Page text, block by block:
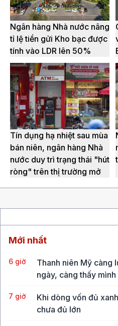
Ngân hàng Nhà nước nâng
tỉ lệ tiền gửi Kho bạc được
tính vào LDR lên 50%
Tín dụng hạ nhiệt sau mùa
bán niên, ngân hàng Nhà
nước duy trì trạng thái "hút
ròng" trên thị trường mở
Mới nhất
6 giờ
Thanh niên Mỹ càng
ngày, càng thấy
7 giờ
Khi dòng vốn đủ
chưa đủ lớn